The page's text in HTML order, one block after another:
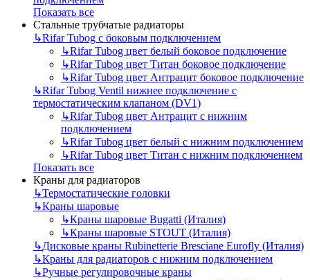
Показать все
Стальные трубчатые радиаторы
↳Rifar Tubog с боковым подключением
↳Rifar Tubog цвет белый боковое подключение
↳Rifar Tubog цвет Титан боковое подключение
↳Rifar Tubog цвет Антрацит боковое подключение
↳Rifar Tubog Ventil нижнее подключение с
термостатическим клапаном (DV1)
↳Rifar Tubog цвет Антрацит с нижним
подключением
↳Rifar Tubog цвет белый с нижним подключением
↳Rifar Tubog цвет Титан с нижним подключением
Показать все
Краны для радиаторов
↳Термостатические головки
↳Краны шаровые
↳Краны шаровые Bugatti (Италия)
↳Краны шаровые STOUT (Италия)
↳Дисковые краны Rubinetterie Bresciane Eurofly (Италия)
↳Краны для радиаторов с нижним подключением
↳Ручные регулировочные краны